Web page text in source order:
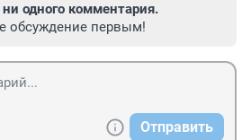
одного комментария.
обсуждение первым!
Отправить